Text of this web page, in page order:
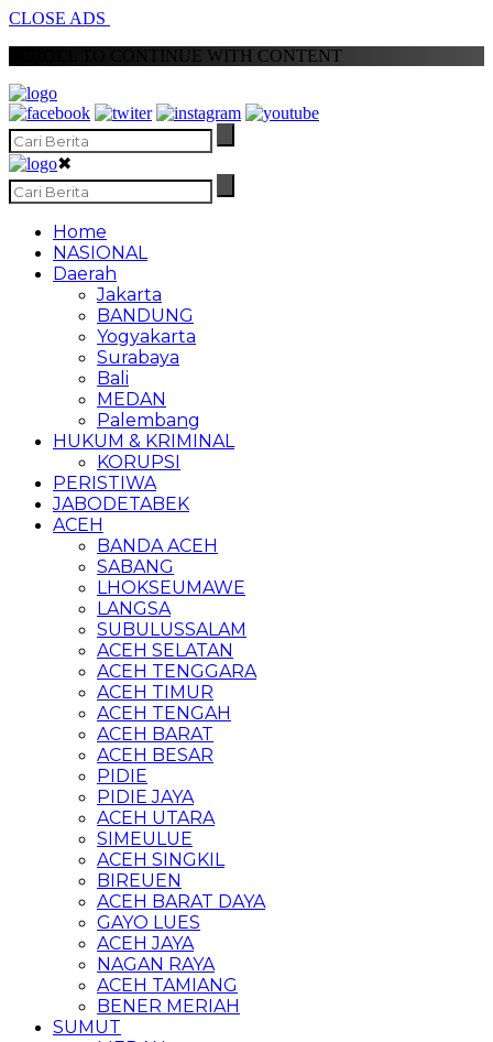
CLOSE ADS
SCROLL TO CONTINUE WITH CONTENT
✖
Home
NASIONAL
Daerah
Jakarta
BANDUNG
Yogyakarta
Surabaya
Bali
MEDAN
Palembang
HUKUM & KRIMINAL
KORUPSI
PERISTIWA
JABODETABEK
ACEH
BANDA ACEH
SABANG
LHOKSEUMAWE
LANGSA
SUBULUSSALAM
ACEH SELATAN
ACEH TENGGARA
ACEH TIMUR
ACEH TENGAH
ACEH BARAT
ACEH BESAR
PIDIE
PIDIE JAYA
ACEH UTARA
SIMEULUE
ACEH SINGKIL
BIREUEN
ACEH BARAT DAYA
GAYO LUES
ACEH JAYA
NAGAN RAYA
ACEH TAMIANG
BENER MERIAH
SUMUT